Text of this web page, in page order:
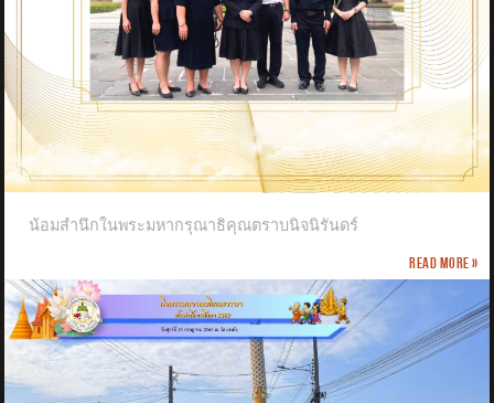
น้อมสำนึกในพระมหากรุณาธิคุณตราบนิจนิรันดร์
Read more »